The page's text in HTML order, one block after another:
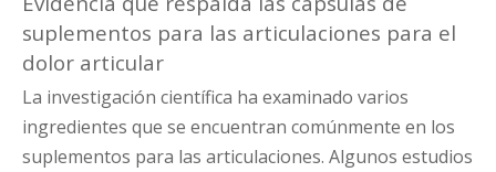
suplementos para las articulaciones para el
dolor articular
La investigación científica ha examinado varios
ingredientes que se encuentran comúnmente en los
suplementos para las articulaciones. Algunos estudios